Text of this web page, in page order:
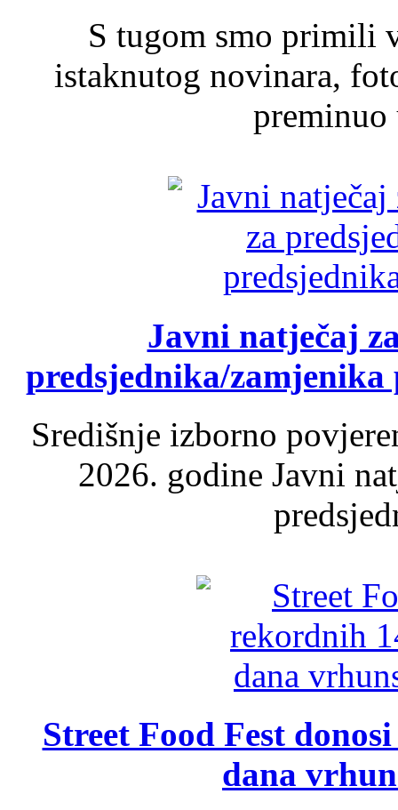
S tugom smo primili
istaknutog novinara,
Javni natječaj
predsjednika/
Središnje izborno
2026. godine Javni
Street Food Fest
dana